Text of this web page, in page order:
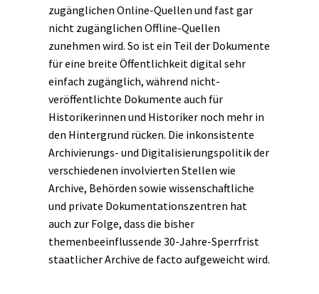
zugänglichen Online-Quellen und fast gar
nicht zugänglichen Offline-Quellen
zunehmen wird. So ist ein Teil der Dokumente
für eine breite Öffentlichkeit digital sehr
einfach zugänglich, während nicht-
veröffentlichte Dokumente auch für
Historikerinnen und Historiker noch mehr in
den Hintergrund rücken. Die inkonsistente
Archivierungs- und Digitalisierungspolitik der
verschiedenen involvierten Stellen wie
Archive, Behörden sowie wissenschaftliche
und private Dokumentationszentren hat
auch zur Folge, dass die bisher
themenbeeinflussende 30-Jahre-Sperrfrist
staatlicher Archive de facto aufgeweicht wird.